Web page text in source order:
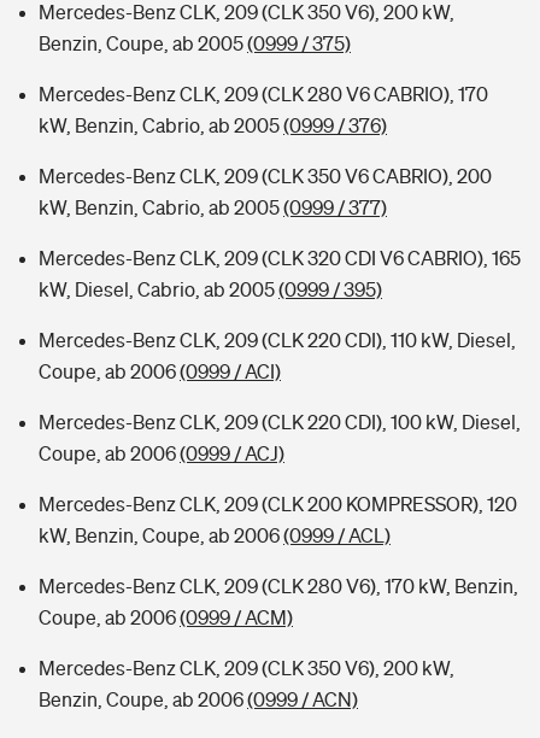
Mercedes-Benz CLK, 209 (CLK 350 V6), 200 kW,
Benzin, Coupe, ab 2005(0999 / 375)
Mercedes-Benz CLK, 209 (CLK 280 V6 CABRIO), 170
kW, Benzin, Cabrio, ab 2005(0999 / 376)
Mercedes-Benz CLK, 209 (CLK 350 V6 CABRIO), 200
kW, Benzin, Cabrio, ab 2005(0999 / 377)
Mercedes-Benz CLK, 209 (CLK 320 CDI V6 CABRIO), 165
kW, Diesel, Cabrio, ab 2005(0999 / 395)
Mercedes-Benz CLK, 209 (CLK 220 CDI), 110 kW, Diesel,
Coupe, ab 2006(0999 / ACI)
Mercedes-Benz CLK, 209 (CLK 220 CDI), 100 kW, Diesel,
Coupe, ab 2006(0999 / ACJ)
Mercedes-Benz CLK, 209 (CLK 200 KOMPRESSOR), 120
kW, Benzin, Coupe, ab 2006(0999 / ACL)
Mercedes-Benz CLK, 209 (CLK 280 V6), 170 kW, Benzin,
Coupe, ab 2006(0999 / ACM)
Mercedes-Benz CLK, 209 (CLK 350 V6), 200 kW,
Benzin, Coupe, ab 2006(0999 / ACN)